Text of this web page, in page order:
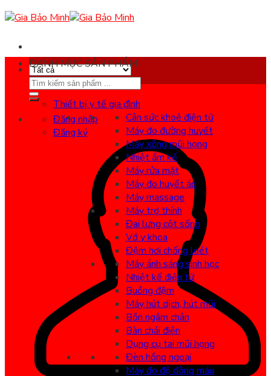
Skip
to
Search
for:
Đăng nhập
Đăng ký
DANH MỤC SẢN PHẨM
Thiết bị y tế gia đình
Cân sức khoẻ điện tử
Máy đo đường huyết
Máy xông mũi họng
Nhiệt ẩm kế
Máy rửa mặt
Máy đo huyết áp
Máy massage
Máy trợ thính
Đai lưng cột sống
Vớ y khoa
Đệm hơi chống loét
Máy ánh sáng sinh học
Nhiệt kế điện tử
Buồng đệm
Máy hút dịch, hút mũi
Bồn ngâm chân
Bàn chải điện
Dụng cụ tai mũi họng
Đèn hồng ngoại
Máy đo độ đông máu